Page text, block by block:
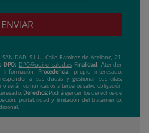
ENVIAR
SANIDAD S.L.U. Calle Ramírez de Arellano, 21,
DPO: DPO@quironsalud.es Finalidad: Atender
Procedencia:propio interesado.
a sus dudas y gestionar sus citas.
serán comunicados a terceros salvo obligación
Derechos: Podrá ejercer los derechos de
portabilidad y limitación del tratamiento,